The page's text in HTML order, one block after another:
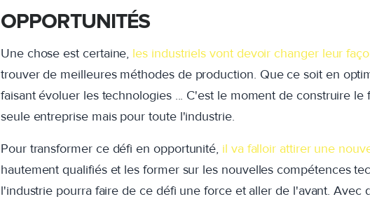
OPPORTUNITÉS
Une chose est certaine, les industriels vont devoir changer leur
trouver de meilleures méthodes de production. Que ce soit en
faisant évoluer les technologies ... C'est le moment de construire
seule entreprise mais pour toute l'industrie.
Pour transformer ce défi en opportunité, il va falloir attirer une
hautement qualifiés et les former sur les nouvelles compétences
l'industrie pourra faire de ce défi une force et aller de l'avant. Avec